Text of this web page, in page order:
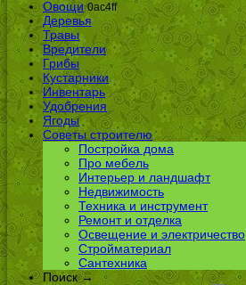
Овощи 0ac4ff
Деревья
Травы
Вредители
Грибы
Кустарники
Инвентарь
Удобрения
Ягоды
Советы строителю
Постройка дома
Про мебель
Интерьер и ландшафт
Недвижимость
Техника и инструмент
Ремонт и отделка
Освещение и электричество
Стройматериал
Сантехника
Поиск →